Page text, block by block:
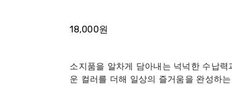
18,000원
소지품을 알차게 담아내는 넉넉한 수납
운 컬러를 더해 일상의 즐거움을 완성하